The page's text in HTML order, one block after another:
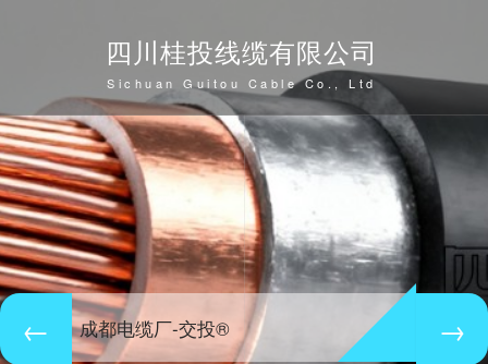
四川桂投线缆有限公司
Sichuan Guitou Cable Co., Ltd
成都电缆厂-交投®